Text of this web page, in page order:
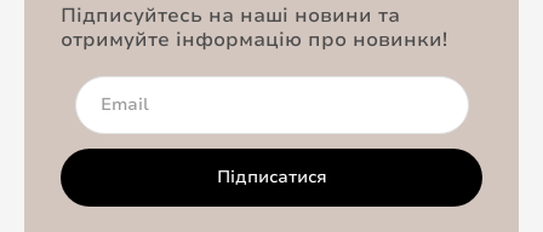
Підписуйтесь на наші новини та
отримуйте інформацію про новинки!
Підписатися